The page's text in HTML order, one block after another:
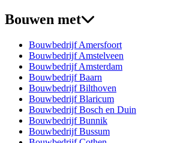
Bouwen met
Bouwbedrijf Amersfoort
Bouwbedrijf Amstelveen
Bouwbedrijf Amsterdam
Bouwbedrijf Baarn
Bouwbedrijf Bilthoven
Bouwbedrijf Blaricum
Bouwbedrijf Bosch en Duin
Bouwbedrijf Bunnik
Bouwbedrijf Bussum